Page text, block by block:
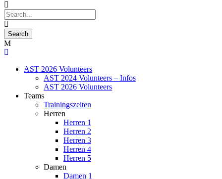
AST 2026 Volunteers
AST 2024 Volunteers – Infos
AST 2026 Volunteers
Teams
Trainingszeiten
Herren
Herren 1
Herren 2
Herren 3
Herren 4
Herren 5
Damen
Damen 1